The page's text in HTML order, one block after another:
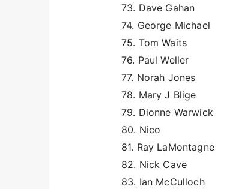
73. Dave Gahan
74. George Michael
75. Tom Waits
76. Paul Weller
77. Norah Jones
78. Mary J Blige
79. Dionne Warwick
80. Nico
81. Ray LaMontagne
82. Nick Cave
83. Ian McCulloch